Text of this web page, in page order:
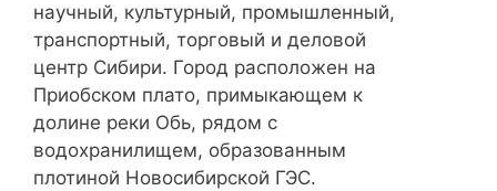
научный, культурный, промышленный,
транспортный, торговый и деловой
центр Сибири. Город расположен на
Приобском плато, примыкающем к
долине реки Обь, рядом с
водохранилищем, образованным
плотиной Новосибирской ГЭС.